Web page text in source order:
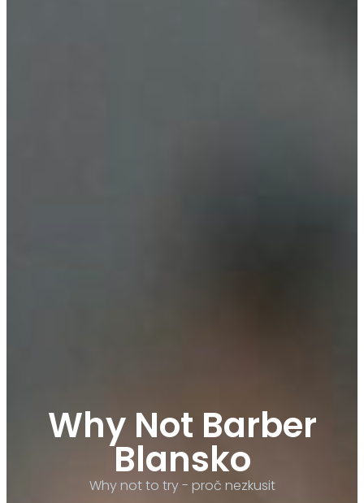
Why Not Barber
Blansko
Why not to try - proč nezkusit